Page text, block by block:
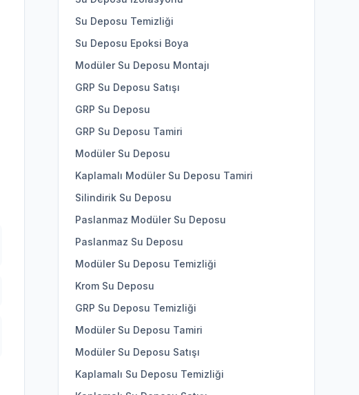
Su Deposu Temizliği
Su Deposu Epoksi Boya
Modüler Su Deposu Montajı
GRP Su Deposu Satışı
GRP Su Deposu
GRP Su Deposu Tamiri
Modüler Su Deposu
Kaplamalı Modüler Su Deposu Tamiri
Silindirik Su Deposu
Paslanmaz Modüler Su Deposu
Paslanmaz Su Deposu
Modüler Su Deposu Temizliği
Krom Su Deposu
GRP Su Deposu Temizliği
Modüler Su Deposu Tamiri
Modüler Su Deposu Satışı
Kaplamalı Su Deposu Temizliği